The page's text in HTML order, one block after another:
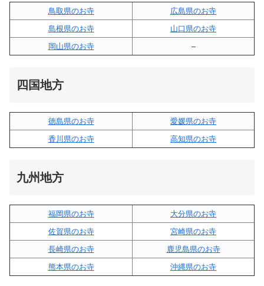
鳥取県のお寺
広島県のお寺
島根県のお寺
山口県のお寺
岡山県のお寺
–
四国地方
徳島県のお寺
愛媛県のお寺
香川県のお寺
高知県のお寺
九州地方
福岡県のお寺
大分県のお寺
佐賀県のお寺
宮崎県のお寺
長崎県のお寺
鹿児島県のお寺
熊本県のお寺
沖縄県のお寺